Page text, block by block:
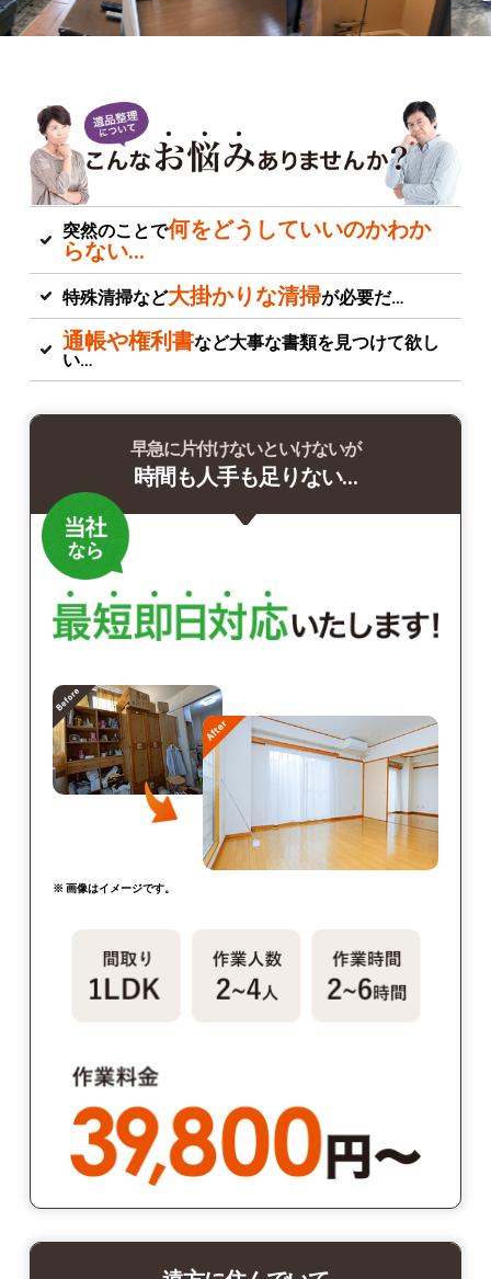
突然のことで何をどうしていいのかわか
らない…
特殊清掃など大掛かりな清掃が必要だ…
通帳や権利書など大事な書類を見つけて欲し
い…
早急に片付けないといけないが
時間も人手も足りない…
※ 画像はイメージです。